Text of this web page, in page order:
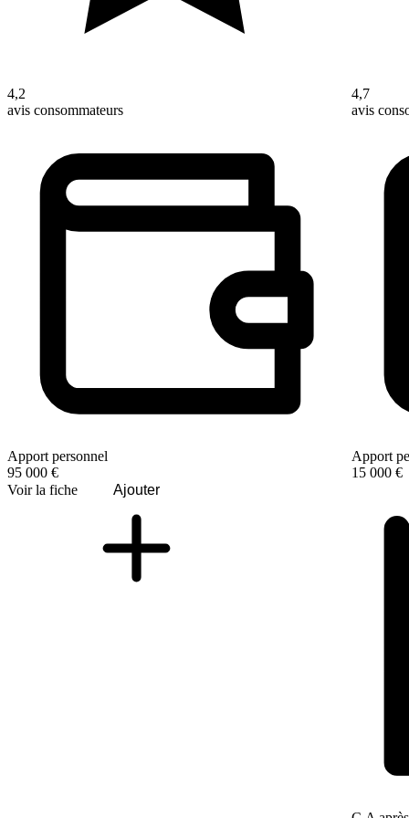
4,2
avis consommateurs
Apport personnel
95 000 €
Voir la fiche
Ajouter
4,7
avis
Apport
15 000 €